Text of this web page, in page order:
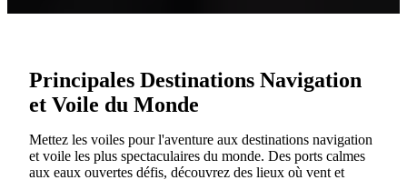
Principales Destinations Navigation
et Voile du Monde
Mettez les voiles pour l'aventure aux destinations navigation
et voile les plus spectaculaires du monde. Des ports calmes
aux eaux ouvertes défis, découvrez des lieux où vent et